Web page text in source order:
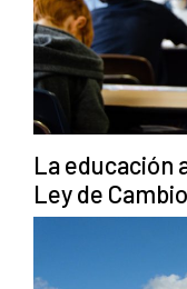
La educación
Ley de